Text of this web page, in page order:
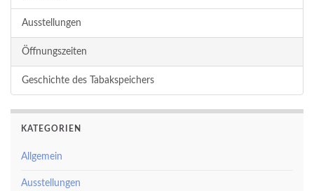
Ausstellungen
Öffnungszeiten
Geschichte des Tabakspeichers
KATEGORIEN
Allgemein
Ausstellungen